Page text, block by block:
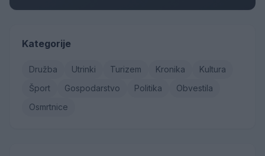
Kategorije
Družba Utrinki Turizem Kronika
Kultura
Šport
Gospodarstvo Politika
Obvestila
Osmrtnice